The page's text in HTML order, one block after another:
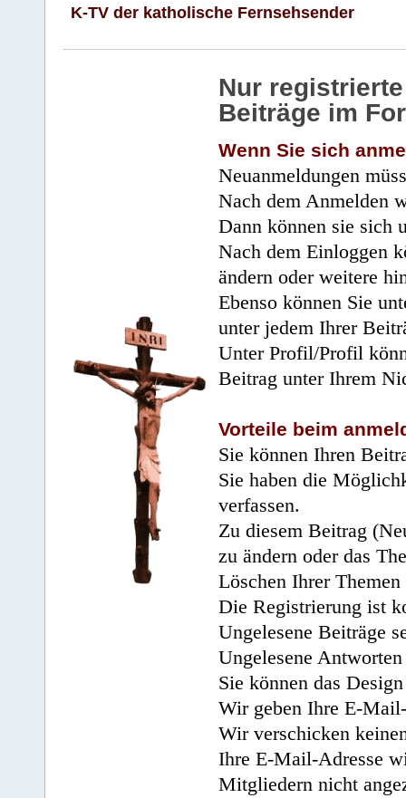
K-TV der katholische Fernsehsender
Nur
Beiträge im
Wenn Sie sich
Neuanmeldungen
Nach dem Anmelden
Dann können sie sich
Nach dem Einloggen
ändern oder weitere
Ebenso können Sie
unter jedem Ihrer
Unter Profil/Profil
Beitrag unter Ihrem
Vorteile beim
Sie können Ihren
Sie haben die
verfassen.
Zu diesem Beitrag
zu ändern oder das
Löschen Ihrer
Die Registrierung ist
Ungelesene Beiträge
Ungelesene
Sie können das
Wir geben Ihre E-
Wir verschicken
Ihre E-Mail-Adresse
Mitgliedern nicht